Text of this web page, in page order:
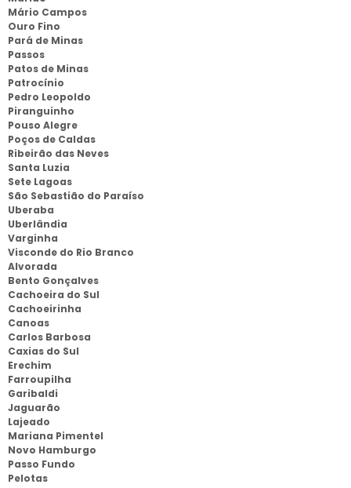
Mário Campos
Ouro Fino
Pará de Minas
Passos
Patos de Minas
Patrocínio
Pedro Leopoldo
Piranguinho
Pouso Alegre
Poços de Caldas
Ribeirão das Neves
Santa Luzia
Sete Lagoas
São Sebastião do Paraíso
Uberaba
Uberlândia
Varginha
Visconde do Rio Branco
Alvorada
Bento Gonçalves
Cachoeira do Sul
Cachoeirinha
Canoas
Carlos Barbosa
Caxias do Sul
Erechim
Farroupilha
Garibaldi
Jaguarão
Lajeado
Mariana Pimentel
Novo Hamburgo
Passo Fundo
Pelotas